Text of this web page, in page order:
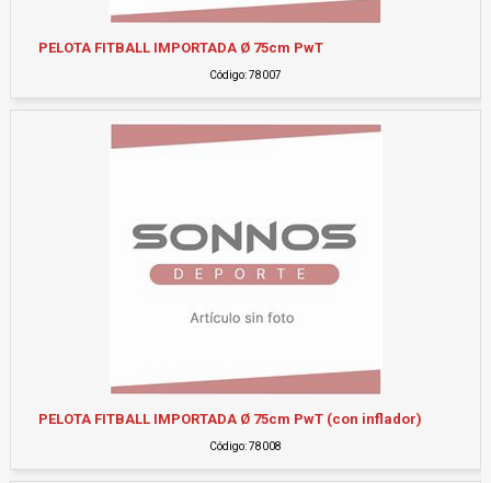
PELOTA FITBALL IMPORTADA Ø 75cm PwT
Código: 78007
PELOTA FITBALL IMPORTADA Ø 75cm PwT (con inflador)
Código: 78008